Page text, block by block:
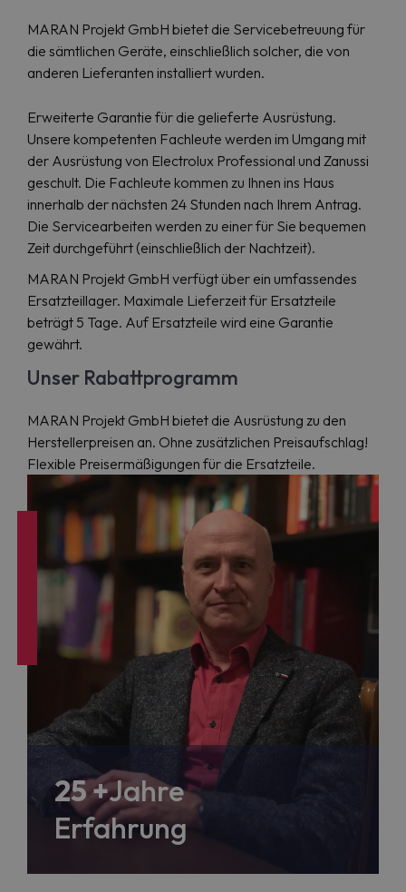
MARAN Projekt GmbH bietet die Servicebetreuung für
die sämtlichen Geräte, einschließlich solcher, die von
anderen Lieferanten installiert wurden.
Erweiterte Garantie für die gelieferte Ausrüstung.
Unsere kompetenten Fachleute werden im Umgang mit
der Ausrüstung von Electrolux Professional und Zanussi
geschult. Die Fachleute kommen zu Ihnen ins Haus
innerhalb der nächsten 24 Stunden nach Ihrem Antrag.
Die Servicearbeiten werden zu einer für Sie bequemen
Zeit durchgeführt (einschließlich der Nachtzeit).
MARAN Projekt GmbH verfügt über ein umfassendes
Ersatzteillager. Maximale Lieferzeit für Ersatzteile
beträgt 5 Tage. Auf Ersatzteile wird eine Garantie
gewährt.
Unser Rabattprogramm
MARAN Projekt GmbH bietet die Ausrüstung zu den
Herstellerpreisen an. Ohne zusätzlichen Preisaufschlag!
Flexible Preisermäßigungen für die Ersatzteile.
25 +Jahre
Erfahrung